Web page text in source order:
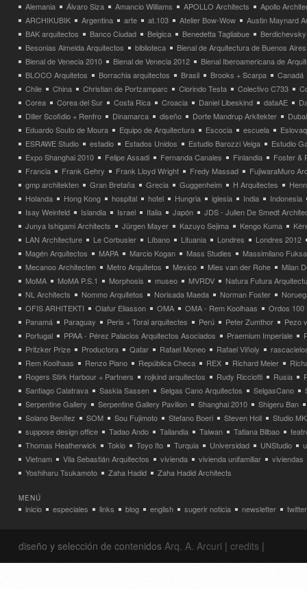
Alemania
Álvaro Siza Amancio Williams APOLLO Architects
Apollo
ARCHIKUBIK
Argentina arte at.103 Atelier Bow-Wow
Austin Maynard
BAK arquitectos
Banco Ciudad Belgica Benedetta Tagliabue
Besonias Almeida Arquitectos
biblioteca
Bienal de Arquitectura de Buenos Aires
Bienal de Venecia 2010
Bienal de Venecia 2012
Bienal Iberoamericana de
BLOCO Arquitetos
Borrachia arquitectos Brasil Brooks + Scarpa
Canadá
Chile
China Christian de Portzamparc Clorindo Testa Colectivo C733
Corea
Corea del Sur Costa Rica Croacia Daniel Libeskind dataAE
Diller Scofidio + Renfro
Dinamarca diseño Dorte Mandrup Arkitekter
Dubai
Eduardo Souto de Moura
Equipo de Arquitectura Escocia escuela
ESRAWE Studio
estadio Estados Unidos Estudio Barozzi Veiga
Estudio
Expo Shanghai 2010
Felipe Assadi Fernanda Canales Finlandia
Foster &
Francia
Frank Gehry Frank Lloyd Wright Fredy Massad
FujiwaraMuro
gmp architekten
Gran Bretaña Grecia Guggenheim H Arquitectes
Holanda
Hong Kong hospital hotel Hungria iglesia India
Indonesia
Isay Weinfeld
Islandia Israel Italia Japón
JDS - Julien De Smedt
Junya Ishigami Architects
Jürgen Mayer Kazuyo Sejima Kengo Kuma
LAN Architecture
Le Corbusier Líbano Lituania Londres
Londres 2012
Magén Arquitectos
MAPA Marcio Kogan Mass Studies
Massimilano
Mecanoo Architecten
Metro Arquitetos Mexico Mies van der Rohe
Milan
MoMA
MoMA P.S.1 Morphosis museo MVRDV
Natura Futura
NL Architects
Nommo Arquitetos Norisada Maeda Norman Foster
OFIS ARHITEKTI
Olafur Eliasson OMA OMA - Rem Koolhaas
Ordos 100
Panamá
Paraguay Peris + Toral arquitectes Perú Peter Zumthor
Pezo
Portugal
PPAA - Pérez Palacios Arquitectos Asociados Praemium Imperiale
Pritzker Prize
Productora Qatar Rafael Moneo Rafael Viñoly
Rem Koolhaas
Renzo Piano República Checa REX Richard Meier
Rogers Stirk Harbour + Partners
rojkind arquitectos Rudy Ricciotti Rusia
Santiago Calatrava
Saskia Sassen Selgas Cano Arquitectos SelgasCano
Serpentine Gallery
Serpentine Gallery Pavilion Shanghai 2010
Shigeru Ban
Solano Benítez
SOM Sou Fujimoto Stefano Boeri Steven Holl
Studio
suppose design office
Tadao Ando Tailandia Taiwan Tatiana Bilbao
Thomas Heatherwick
Tokio Toyo Ito Turquia Universidad UNStudio
Vietnam
Vila Sebastián Arquitectos vivienda vivienda unifamiliar
viviendas
Yoshiharu Tsukamoto
Zaha Hadid Zaha Hadid Architects
MENÚ
inicio especiales links blog english sugerir noticia newsletter twitter
diseño y selección de contenidos Arq. A. Arcuri | credits |